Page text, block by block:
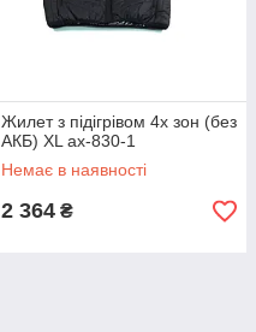
Жилет з підігрівом 4х зон (без
АКБ) XL ax-830-1
Немає в наявності
2 364 ₴